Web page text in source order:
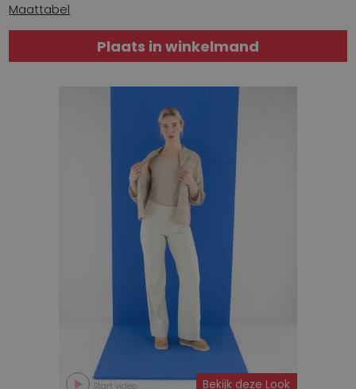
Maattabel
Plaats in winkelmand
Bekijk deze Look
Start video